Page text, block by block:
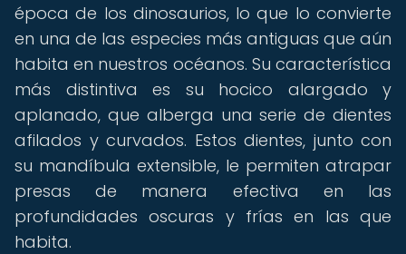
época de los dinosaurios, lo que lo convierte
en una de las especies más antiguas que aún
habita en nuestros océanos. Su característica
más distintiva es su hocico alargado y
aplanado, que alberga una serie de dientes
afilados y curvados. Estos dientes, junto con
su mandíbula extensible, le permiten atrapar
presas de manera efectiva en las
profundidades oscuras y frías en las que
habita.